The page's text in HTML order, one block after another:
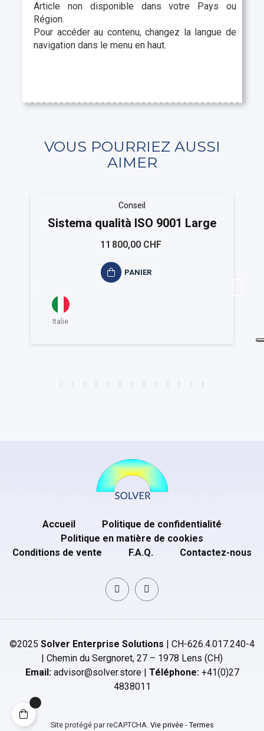
Article non disponible dans votre Pays ou
Région.
Pour accéder au contenu, changez la langue de
navigation dans le menu en haut.
VOUS POURRIEZ AUSSI
AIMER
Conseil
Sistema qualità ISO 9001 Large
11 800,00 CHF
PANIER
Italie
Accueil
Politique de confidentialité
Politique en matière de cookies
Conditions de vente
F.A.Q. Contactez-nous
©2025 Solver Enterprise Solutions | CH-626.4.017.240-4
| Chemin du Sergnoret, 27 – 1978 Lens (CH)
Email:advisor@solver.store | Téléphone:+41(0)27
4838011
Site protégé par reCAPTCHA. Vie privée- Termes